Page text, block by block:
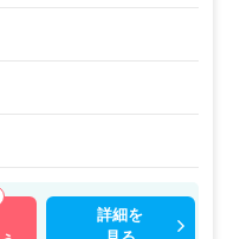
詳細を